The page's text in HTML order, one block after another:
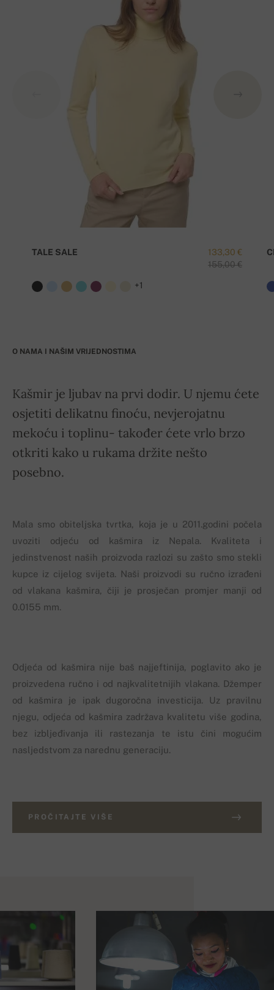
133,30 €
155,00 €
TALE SALE
+1
O NAMA I NAŠIM VRIJEDNOSTIMA
Kašmir je ljubav na prvi dodir. U njemu ćete
osjetiti delikatnu finoću, nevjerojatnu
mekoću i toplinu- također ćete vrlo brzo
otkriti kako u rukama držite nešto
posebno.
Mala smo obiteljska tvrtka, koja je u 2011.godini počela
uvoziti odjeću od kašmira iz Nepala. Kvaliteta i
jedinstvenost naših proizvoda razlozi su zašto smo stekli
kupce iz cijelog svijeta. Naši proizvodi su ručno izrađeni
od vlakana kašmira, čiji je prosječan promjer manji od
0.0155 mm.
Odjeća od kašmira nije baš najjeftinija, poglavito ako je
proizvedena ručno i od najkvalitetnijih vlakana. Džemper
od kašmira je ipak dugoročna investicija. Uz pravilnu
njegu, odjeća od kašmira zadržava kvalitetu više godina,
bez izbljeđivanja ili rastezanja te istu čini mogućim
nasljedstvom za narednu generaciju.
PROČITAJTE VIŠE